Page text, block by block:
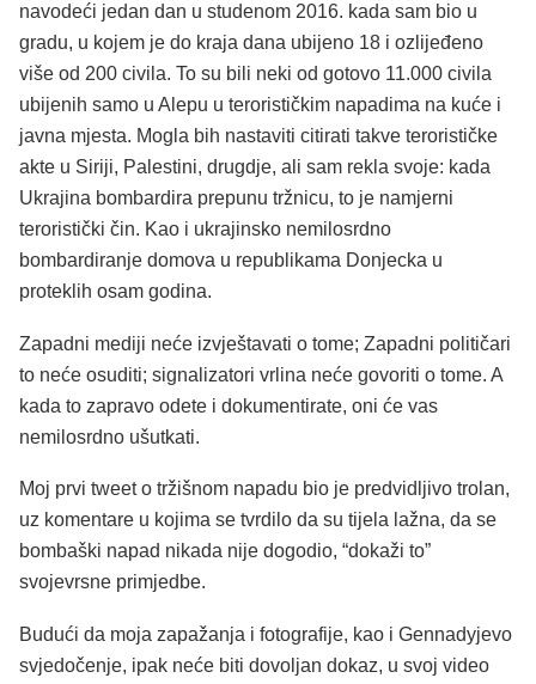
navodeći jedan dan u studenom 2016. kada sam bio u
gradu, u kojem je do kraja dana ubijeno 18 i ozlijeđeno
više od 200 civila. To su bili neki od gotovo 11.000 civila
ubijenih samo u Alepu u terorističkim napadima na kuće i
javna mjesta. Mogla bih nastaviti citirati takve terorističke
akte u Siriji, Palestini, drugdje, ali sam rekla svoje: kada
Ukrajina bombardira prepunu tržnicu, to je namjerni
teroristički čin. Kao i ukrajinsko nemilosrdno
bombardiranje domova u republikama Donjecka u
proteklih osam godina.
Zapadni mediji neće izvještavati o tome; Zapadni političari
to neće osuditi; signalizatori vrlina neće govoriti o tome. A
kada to zapravo odete i dokumentirate, oni će vas
nemilosrdno ušutkati.
Moj prvi tweet o tržišnom napadu bio je predvidljivo trolan,
uz komentare u kojima se tvrdilo da su tijela lažna, da se
bombaški napad nikada nije dogodio, “dokaži to”
svojevrsne primjedbe.
Budući da moja zapažanja i fotografije, kao i Gennadyjevo
svjedočenje, ipak neće biti dovoljan dokaz, u svoj video